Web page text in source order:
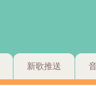
新歌推送